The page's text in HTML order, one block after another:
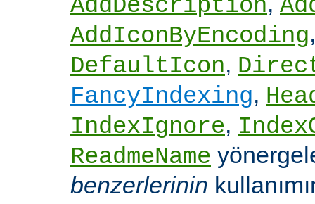
AddDescription
AddIconByEncoding
DefaultIcon,
FancyIndexing,
IndexIgnore,
ReadmeName
benzerlerinin